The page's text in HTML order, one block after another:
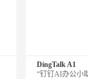
DingTalk A1
“钉钉AI办公小